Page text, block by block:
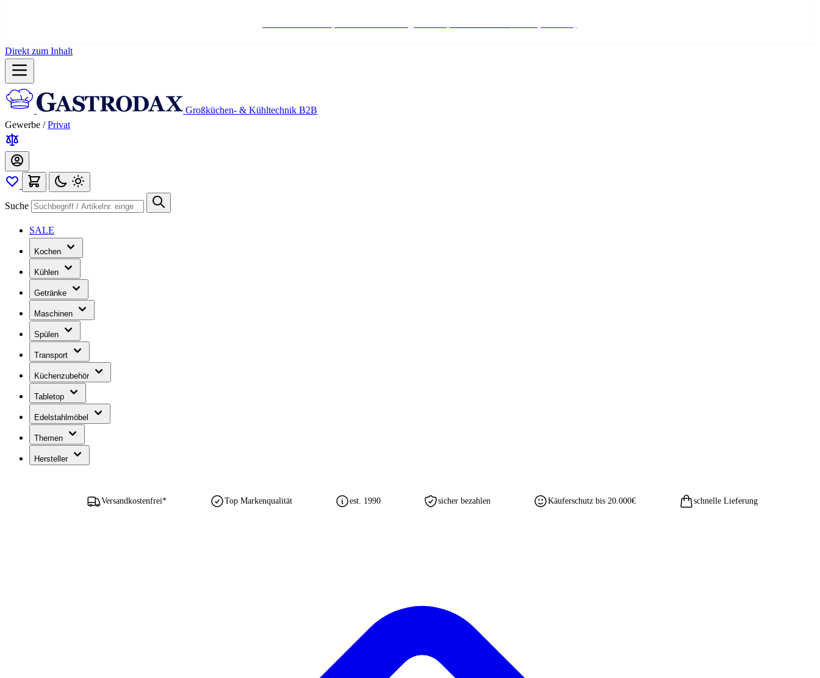
Direkt zum Inhalt
Großküchen- & Kühltechnik B2B
Gewerbe / Privat
Suche
SALE
Kochen
Kühlen
Getränke
Maschinen
Spülen
Transport
Küchenzubehör
Tabletop
Edelstahlmöbel
Themen
Hersteller
Versandkostenfrei* Top Markenqualität est. 1990 sicher bezahlen Käuferschutz bis 20.000€ schnelle Lieferung